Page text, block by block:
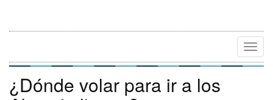
¿Dónde volar para ir a los